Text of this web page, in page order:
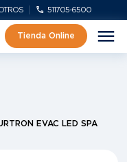
511705-6500
Tienda Online
EVAC LED SPA